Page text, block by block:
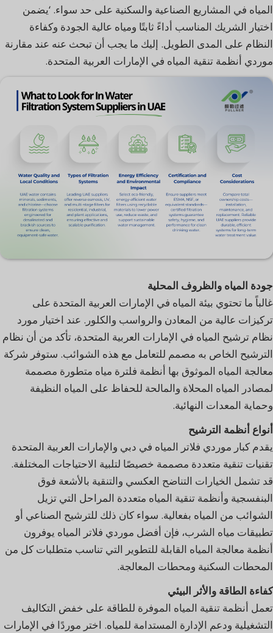
المياه في المشاريع الصناعية والسكنية على حد سواء. ‘يضمن
اختيار الشريك المناسب أداءً ثابتًا ومياه عالية الجودة وكفاءة
النظام على المدى الطويل. إليك ما يجب أن تبحث عنه عند مقارنة
موردي أنظمة تنقية المياه في الإمارات العربية المتحدة.
جودة المياه والظروف المحلية
غالباً ما تحتوي بيئة المياه في الإمارات العربية المتحدة على
تركيزات عالية من المعادن والرواسب والكلور. عند اختيار مورد
نظام ترشيح المياه في الإمارات العربية المتحدة، تأكد من أن نظام
الترشيح الخاص به مصمم للتعامل مع هذه الشوائب. ستوفر شركة
معالجة المياه الموثوق بها أنظمة فلترة مياه متطورة مصممة
لمصادر المياه المحلاة والمالحة للحفاظ على المياه النظيفة
وحماية المعدات النهائية.
أنواع أنظمة الترشيح
يقدم كبار موردي فلاتر المياه في دبي والإمارات العربية المتحدة
تقنيات تنقية متعددة مصممة خصيصًا لتلبية الاحتياجات المختلفة.
قد تشمل الخيارات التناضح العكسي والتنقية بالأشعة فوق
البنفسجية وأنظمة تنقية المياه متعددة المراحل التي تزيل
الشوائب من المياه بفعالية. سواء كان ذلك للترشيح الصناعي أو
تطبيقات مياه الشرب، فإن أفضل موردي فلاتر المياه يوفرون
أنظمة معالجة المياه القابلة للتطوير التي تناسب متطلبات كل من
المحطات السكنية ومحطات المعالجة.
كفاءة الطاقة والأثر البيئي
تعمل أنظمة تنقية المياه الموفرة للطاقة على خفض التكاليف
التشغيلية ودعم الإدارة المستدامة للمياه. اختر موردًا في الإمارات